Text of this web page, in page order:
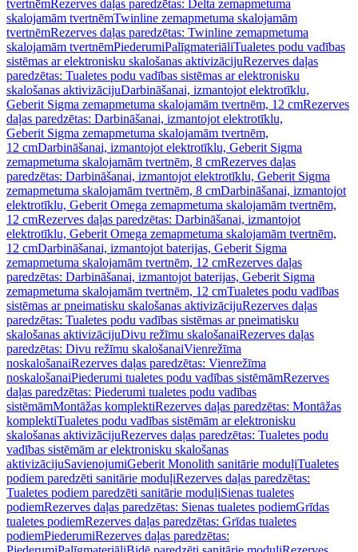
tvertnēmRezerves daļas paredzētas: Delta zemapmetuma
skalojamām tvertnēmTwinline zemapmetuma skalojamām
tvertnēmRezerves daļas paredzētas: Twinline zemapmetuma
skalojamām tvertnēmPiederumiPalīgmateriāliTualetes podu vadības
sistēmas ar elektronisku skalošanas aktivizācijuRezerves daļas
paredzētas: Tualetes podu vadības sistēmas ar elektronisku
skalošanas aktivizācijuDarbināšanai, izmantojot elektrotīklu,
Geberit Sigma zemapmetuma skalojamām tvertnēm, 12 cmRezerves
daļas paredzētas: Darbināšanai, izmantojot elektrotīklu,
Geberit Sigma zemapmetuma skalojamām tvertnēm,
12 cmDarbināšanai, izmantojot elektrotīklu, Geberit Sigma
zemapmetuma skalojamām tvertnēm, 8 cmRezerves daļas
paredzētas: Darbināšanai, izmantojot elektrotīklu, Geberit Sigma
zemapmetuma skalojamām tvertnēm, 8 cmDarbināšanai, izmantojot
elektrotīklu, Geberit Omega zemapmetuma skalojamām tvertnēm,
12 cmRezerves daļas paredzētas: Darbināšanai, izmantojot
elektrotīklu, Geberit Omega zemapmetuma skalojamām tvertnēm,
12 cmDarbināšanai, izmantojot baterijas, Geberit Sigma
zemapmetuma skalojamām tvertnēm, 12 cmRezerves daļas
paredzētas: Darbināšanai, izmantojot baterijas, Geberit Sigma
zemapmetuma skalojamām tvertnēm, 12 cmTualetes podu vadības
sistēmas ar pneimatisku skalošanas aktivizācijuRezerves daļas
paredzētas: Tualetes podu vadības sistēmas ar pneimatisku
skalošanas aktivizācijuDivu režīmu skalošanaiRezerves daļas
paredzētas: Divu režīmu skalošanaiVienrežīma
noskalošanaiRezerves daļas paredzētas: Vienrežīma
noskalošanaiPiederumi tualetes podu vadības sistēmāmRezerves
daļas paredzētas: Piederumi tualetes podu vadības
sistēmāmMontāžas komplektiRezerves daļas paredzētas: Montāžas
komplektiTualetes podu vadības sistēmām ar elektronisku
skalošanas aktivizācijuRezerves daļas paredzētas: Tualetes podu
vadības sistēmām ar elektronisku skalošanas
aktivizācijuSavienojumiGeberit Monolith sanitārie moduļiTualetes
podiem paredzēti sanitārie moduļiRezerves daļas paredzētas:
Tualetes podiem paredzēti sanitārie moduļiSienas tualetes
podiemRezerves daļas paredzētas: Sienas tualetes podiemGrīdas
tualetes podiemRezerves daļas paredzētas: Grīdas tualetes
podiemPiederumiRezerves daļas paredzētas: